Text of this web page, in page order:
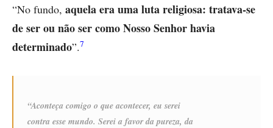
“No fundo, aquela era uma luta religiosa: tratava-se
de ser ou não ser como Nosso Senhor havia
determinado”.7
“Aconteça comigo o que acontecer, eu serei
contra esse mundo. Serei a favor da pureza, da